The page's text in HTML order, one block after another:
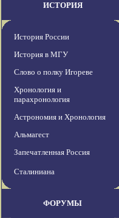
ИСТОРИЯ
История России
История в МГУ
Слово о полку Игореве
Хронология и
парахронология
Астрономия и Хронология
Альмагест
Запечатленная Россия
Сталиниана
ФОРУМЫ